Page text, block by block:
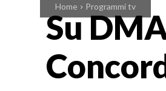
Home Programmi tv
Su